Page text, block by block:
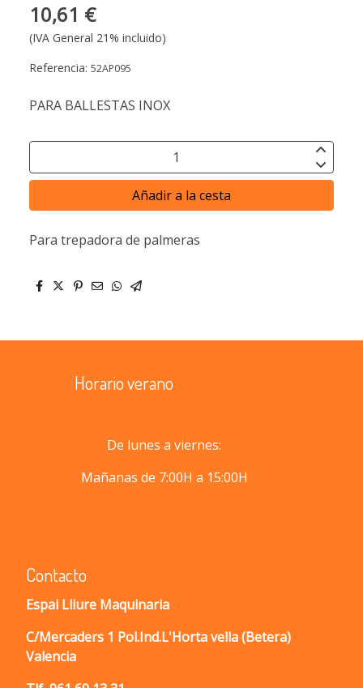
10,61 €
(IVA General 21% incluido)
Referencia: 52AP095
PARA BALLESTAS INOX
Añadir a la cesta
Para trepadora de palmeras
Horario verano
De lunes a viernes:
Mañanas de 7:00H a 15:00H
Contacto
Espai Lliure Maquinaria
C/Mercaders 1 Pol.Ind.L'Horta vella (Betera)
Valencia